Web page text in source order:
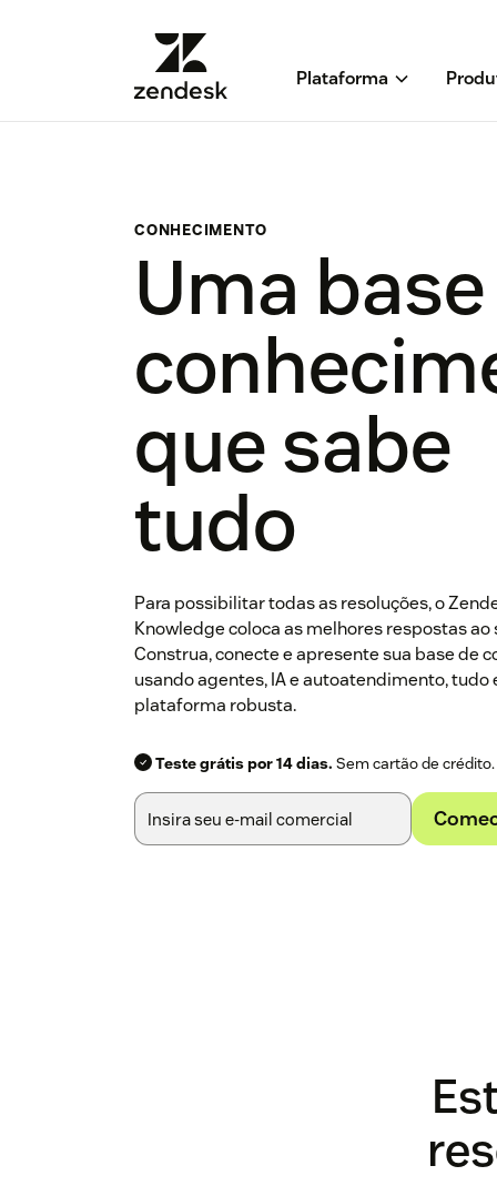
Plataforma
CONHECIMENTO
Uma
que sabe
tudo
Para possibilitar todas as resoluções, o
Knowledge coloca as melhores respostas ao
Construa, conecte e apresente sua base de
usando agentes, IA e autoatendimento, tudo
plataforma robusta.
Teste grátis por 14 dias. Sem cartão de crédito.